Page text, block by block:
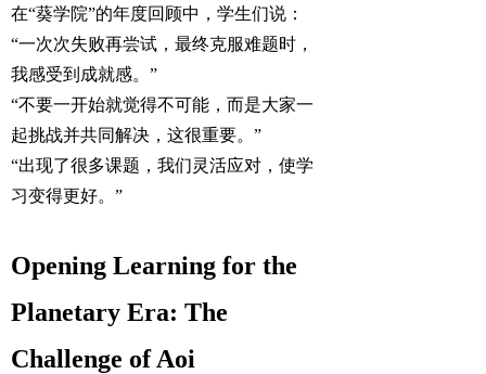
在“葵学院”的年度回顾中，学生们说：
“一次次失败再尝试，最终克服难题时，
我感受到成就感。”
“不要一开始就觉得不可能，而是大家一
起挑战并共同解决，这很重要。”
“出现了很多课题，我们灵活应对，使学
习变得更好。”
Opening Learning for the
Planetary Era: The
Challenge of Aoi